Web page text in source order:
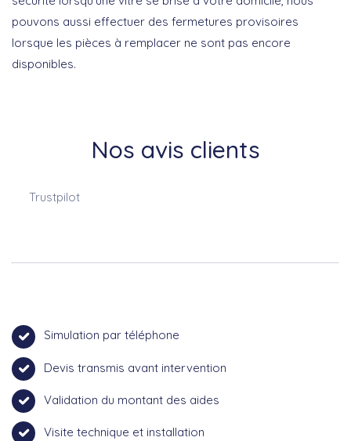
pouvons aussi effectuer des fermetures provisoires
lorsque les pièces à remplacer ne sont pas encore
disponibles.
Nos avis clients
Trustpilot
Simulation par téléphone
Devis transmis avant intervention
Validation du montant des aides
Visite technique et installation